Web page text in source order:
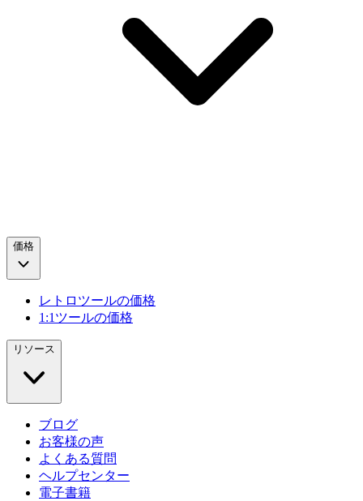
価格
レトロツールの価格
1:1ツールの価格
リソース
ブログ
お客様の声
よくある質問
ヘルプセンター
電子書籍